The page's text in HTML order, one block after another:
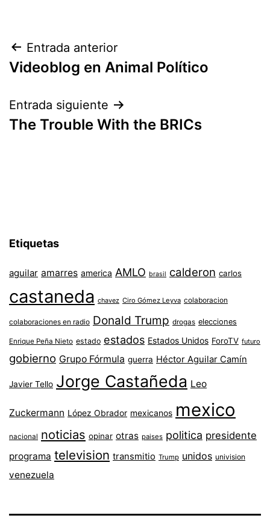
Navegación
de
entradas
Entrada anterior
Videoblog en Animal Político
Entrada siguiente
The Trouble With the BRICs
Etiquetas
aguilar amarres america AMLO brasil calderon carlos
castaneda chavez Ciro Gómez Leyva colaboracion
colaboraciones en radio Donald Trump drogas elecciones
Enrique Peña Nieto estado estados Estados Unidos ForoTV futuro
gobierno Grupo Fórmula guerra Héctor Aguilar Camín
Javier Tello Jorge Castañeda Leo
Zuckermann López Obrador mexicanos mexico
nacional noticias opinar otras paises politica presidente
programa television transmitio Trump unidos univision
venezuela